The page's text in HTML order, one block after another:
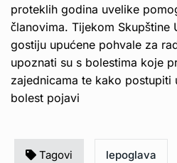
proteklih godina uvelike
članovima. Tijekom Skupštine
gostiju upućene pohvale za
upoznati su s bolestima koje
zajednicama te kako postupiti
bolest pojavi
Tagovi lepoglava